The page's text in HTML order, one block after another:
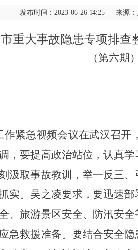
发布时间：2023-06-26 14:25 来
重大事故隐患专项排查
（第六期）
紧急视频会议在武汉召
，要提高政治站位，认真
汲取事故教训，举一反三
实。吴之凌要求，要迅速
、旅游景区安全、防汛安
急救援准备。要结合安全